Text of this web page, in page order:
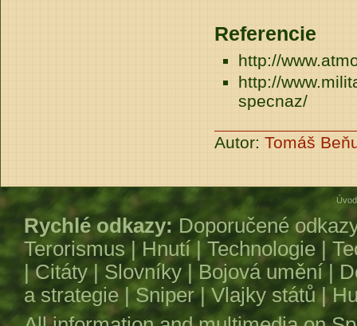
Referencie
http://
http://
specnaz/
Autor: Tomáš
Rychlé odkazy: Doporučené
Terorismus | Hnutí| Technologie
|Citáty Slovníky Bojová umění
a strategie |Sniper|Vlajky států|